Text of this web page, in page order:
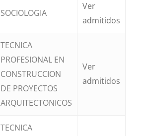
SOCIOLOGIA
Ver
admitidos
TECNICA
PROFESIONAL EN
CONSTRUCCION
DE PROYECTOS
ARQUITECTONICOS
Ver
admitidos
TECNICA